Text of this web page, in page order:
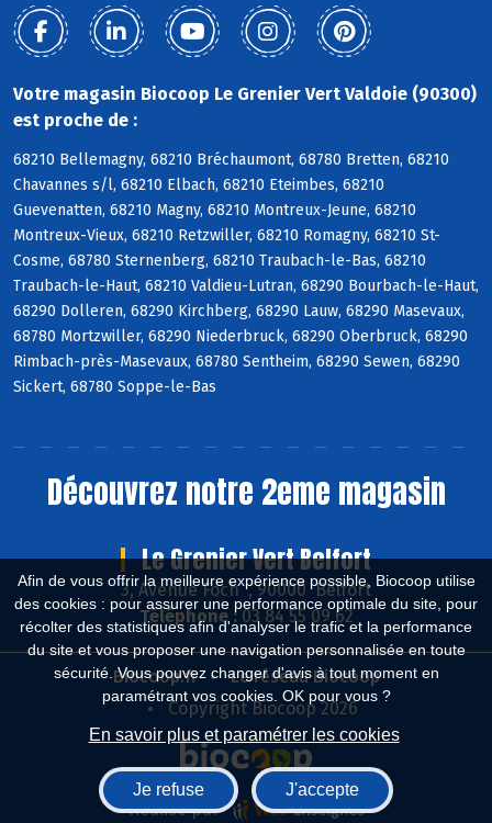
Afin de vous offrir la meilleure expérience possible, Biocoop utilise
des cookies : pour assurer une performance optimale du site, pour
récolter des statistiques afin d'analyser le trafic et la performance
du site et vous proposer une navigation personnalisée en toute
sécurité. Vous pouvez changer d'avis à tout moment en
paramétrant vos cookies. OK pour vous ?
En savoir plus et paramétrer les cookies
Je refuse J'accepte
Votre magasin Biocoop Le Grenier Vert Valdoie (90300)
est proche de :
68210 Bellemagny, 68210 Bréchaumont, 68780 Bretten, 68210
Chavannes s/l, 68210 Elbach, 68210 Eteimbes, 68210
Guevenatten, 68210 Magny, 68210 Montreux-Jeune, 68210
Montreux-Vieux, 68210 Retzwiller, 68210 Romagny, 68210 St-
Cosme, 68780 Sternenberg, 68210 Traubach-le-Bas, 68210
Traubach-le-Haut, 68210 Valdieu-Lutran, 68290 Bourbach-le-Haut,
68290 Dolleren, 68290 Kirchberg, 68290 Lauw, 68290 Masevaux,
68780 Mortzwiller, 68290 Niederbruck, 68290 Oberbruck, 68290
Rimbach-près-Masevaux, 68780 Sentheim, 68290 Sewen, 68290
Sickert, 68780 Soppe-le-Bas
Découvrez notre 2eme magasin
Le Grenier Vert Belfort
3, Avenue Foch , 90000 Belfort
Téléphone :03 84 55 09 62
Biocoop.fr
Le réseau Biocoop
Copyright Biocoop 2026
Réalisé par